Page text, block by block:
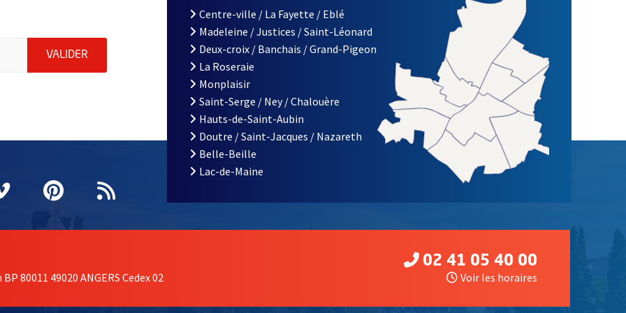
de la ville d'Angers, indiquez votre email (champ obligatoire)
VALIDER ENVOYER MA DEMANDE D'INSCRIPTION À LA LETTRE D'INFORMATION DES ASSOCIATIONS DE LA VILLE
fenêtrefenêtre
une nouvelle fenêtre
Vimeo
, Ouvre une nouvelle fenêtre
Pinterest
, Ouvre une nouvelle fenêtre
Flux RSS
Centre-ville / La Fayette / Eblé
Madeleine / Justices / Saint-Léonard
Deux-croix / Banchais / Grand-Pigeon
La Roseraie
Monplaisir
Saint-Serge / Ney / Chalouère
Hauts-de-Saint-Aubin
Doutre / Saint-Jacques / Nazareth
Belle-Beille
Lac-de-Maine
80011 49020 ANGERS Cedex 02
02 41 05 40 00
Voir les horaires